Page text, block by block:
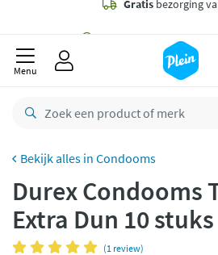
besteld,
Betaal met
Menu
Condooms
Durex Condooms
Extra Dun 10 stuks
(1 review)